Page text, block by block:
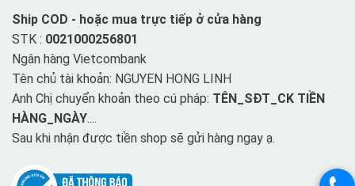
Ship COD - hoặc mua trực tiếp ở cửa hàng
STK : 0021000256801
Ngân hàng Vietcombank
Tên chủ tài khoản: NGUYEN HONG LINH
Anh Chị chuyển khoản theo cú pháp: TÊN_SĐT_CK TIỀN
HÀNG_NGÀY....
Sau khi nhận được tiền shop sẽ gửi hàng ngay ạ.